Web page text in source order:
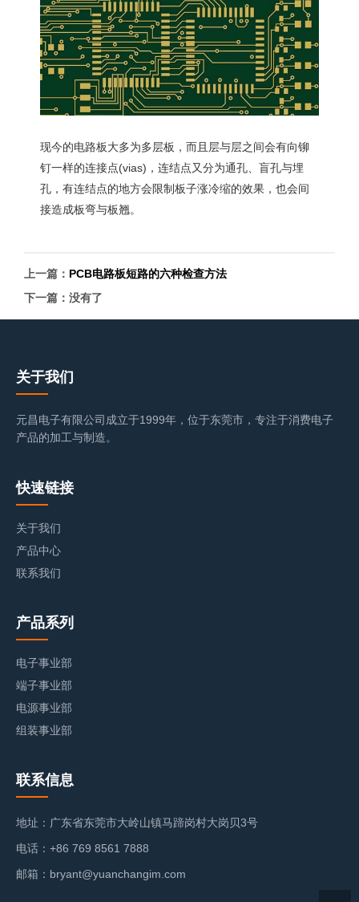
现今的电路板大多为多层板，而且层与层之间会有向铆
钉一样的连接点(vias)，连结点又分为通孔、盲孔与埋
孔，有连结点的地方会限制板子涨冷缩的效果，也会间
接造成板弯与板翘。
上一篇： PCB电路板短路的六种检查方法
下一篇：没有了
关于我们
元昌电子有限公司成立于1999年，位于东莞市，专注于消费电子
产品的加工与制造。
快速链接
关于我们
产品中心
联系我们
产品系列
电子事业部
端子事业部
电源事业部
组装事业部
联系信息
地址：广东省东莞市大岭山镇马蹄岗村大岗贝3号
电话：+86 769 8561 7888
邮箱：bryant@yuanchangim.com